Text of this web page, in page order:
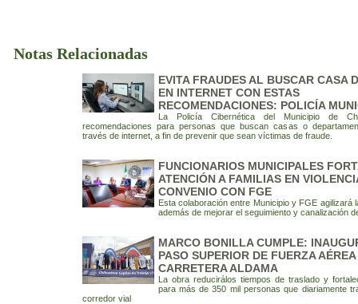
Notas Relacionadas
EVITA FRAUDES AL BUSCAR CASA
EN INTERNET CON ESTAS
RECOMENDACIONES: POLICÍA
La Policía Cibernética del Municipio de
recomendaciones para personas que buscan casas o
través de internet, a fin de prevenir que sean víctimas de fraude.
FUNCIONARIOS MUNICIPALES
ATENCIÓN A FAMILIAS EN
CONVENIO CON FGE
Esta colaboración entre Municipio y FGE agilizará
además de mejorar el seguimiento y canalización
MARCO BONILLA CUMPLE:
PASO SUPERIOR DE FUERZA AÉREA
CARRETERA ALDAMA
La obra reducirálos tiempos de traslado y
para más de 350 mil personas que diariamente
corredor vial